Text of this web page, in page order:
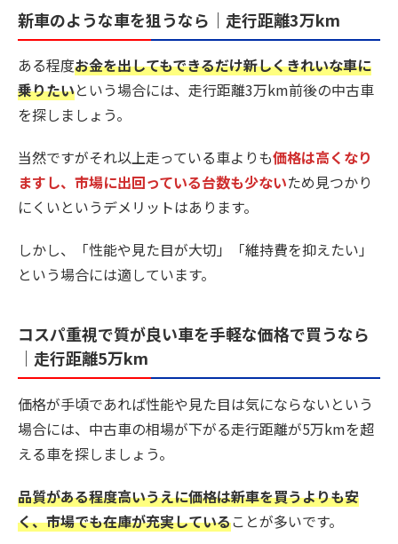
新車のような車を狙うなら｜走行距離3万km
ある程度お金を出してもできるだけ新しくきれいな車に
乗りたいという場合には、走行距離3万km前後の中古車
を探しましょう。
当然ですがそれ以上走っている車よりも価格は高くなり
ますし、市場に出回っている台数も少ないため見つかり
にくいというデメリットはあります。
しかし、「性能や見た目が大切」「維持費を抑えたい」
という場合には適しています。
コスパ重視で質が良い車を手軽な価格で買うなら
｜走行距離5万km
価格が手頃であれば性能や見た目は気にならないという
場合には、中古車の相場が下がる走行距離が5万kmを超
える車を探しましょう。
品質がある程度高いうえに価格は新車を買うよりも安
く、市場でも在庫が充実していることが多いです。